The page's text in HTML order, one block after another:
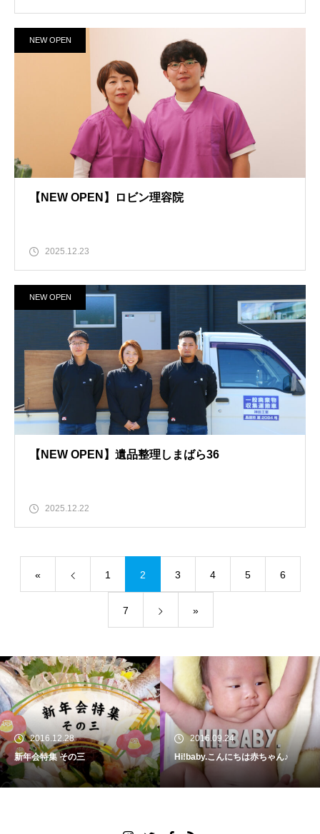
NEW OPEN
【NEW OPEN】ロビン理容院
2025.12.23
NEW OPEN
【NEW OPEN】遺品整理しまばら36
2025.12.22
« 1 2 3 4 5 6
7 »
2016.12.28
新年会特集 その三
2016.09.24
Hi!baby.こんにちは赤ちゃん♪